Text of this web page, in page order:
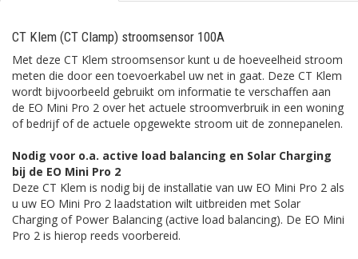
CT Klem (CT Clamp) stroomsensor 100A
Met deze CT Klem stroomsensor kunt u de hoeveelheid stroom
meten die door een toevoerkabel uw net in gaat. Deze CT Klem
wordt bijvoorbeeld gebruikt om informatie te verschaffen aan
de EO Mini Pro 2 over het actuele stroomverbruik in een woning
of bedrijf of de actuele opgewekte stroom uit de zonnepanelen.
Nodig voor o.a. active load balancing en Solar Charging
bij de EO Mini Pro 2
Deze CT Klem is nodig bij de installatie van uw EO Mini Pro 2 als
u uw EO Mini Pro 2 laadstation wilt uitbreiden met Solar
Charging of Power Balancing (active load balancing). De EO Mini
Pro 2 is hierop reeds voorbereid.